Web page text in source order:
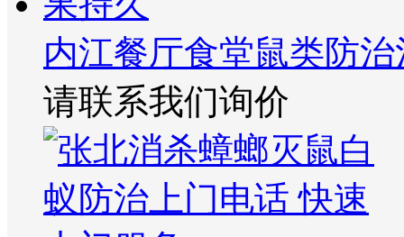
内江餐厅食堂鼠类防
请联系我们询价